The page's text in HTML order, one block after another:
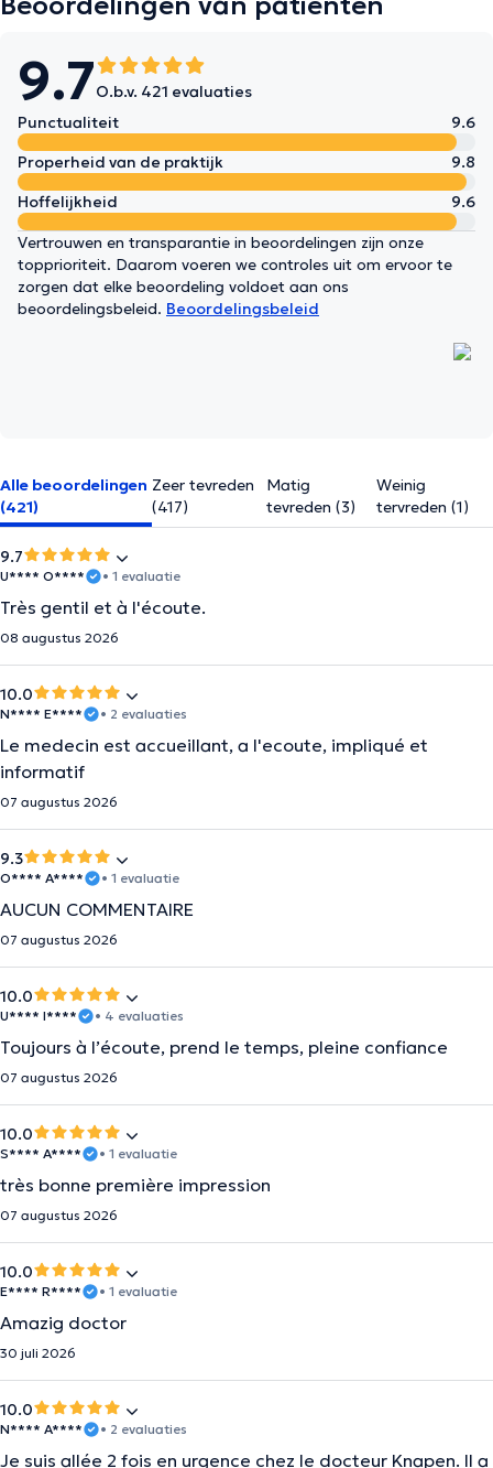
9.7O.b.v. 421 evaluaties
Punctualiteit
9.6
Properheid van de praktijk
9.8
Hoffelijkheid
9.6
Vertrouwen en transparantie in beoordelingen zijn onze
topprioriteit. Daarom voeren we controles uit om ervoor te
zorgen dat elke beoordeling voldoet aan ons
beoordelingsbeleid. Beoordelingsbeleid
Alle beoordelingen
(421)
Zeer tevreden
(417)
Matig
tevreden (3)
Weinig
tervreden (1)
9.7
U**** O**** • 1 evaluatie
Très gentil et à l'écoute.
08 augustus 2026
10.0
N**** E**** • 2 evaluaties
Le medecin est accueillant, a l'ecoute, impliqué et
informatif
07 augustus 2026
9.3
O**** A**** • 1 evaluatie
AUCUN COMMENTAIRE
07 augustus 2026
10.0
U**** I**** • 4 evaluaties
Toujours à l’écoute, prend le temps, pleine confiance
07 augustus 2026
10.0
S**** A**** • 1 evaluatie
très bonne première impression
07 augustus 2026
10.0
E**** R**** • 1 evaluatie
Amazig doctor
30 juli 2026
10.0
N**** A**** • 2 evaluaties
Je suis allée 2 fois en urgence chez le docteur Knapen. Il a